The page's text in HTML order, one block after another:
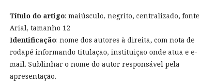
Título do artigo: maiúsculo, negrito, centralizado, fonte
Arial, tamanho 12
Identificação: nome dos autores à direita, com nota de
rodapé informando titulação, instituição onde atua e e-
mail. Sublinhar o nome do autor responsável pela
apresentação.